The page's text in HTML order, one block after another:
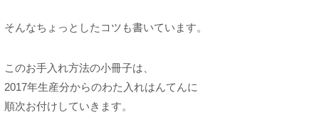
そんなちょっとしたコツも書いています。
このお手入れ方法の小冊子は、
2017年生産分からのわた入れはんてんに
順次お付けしていきます。